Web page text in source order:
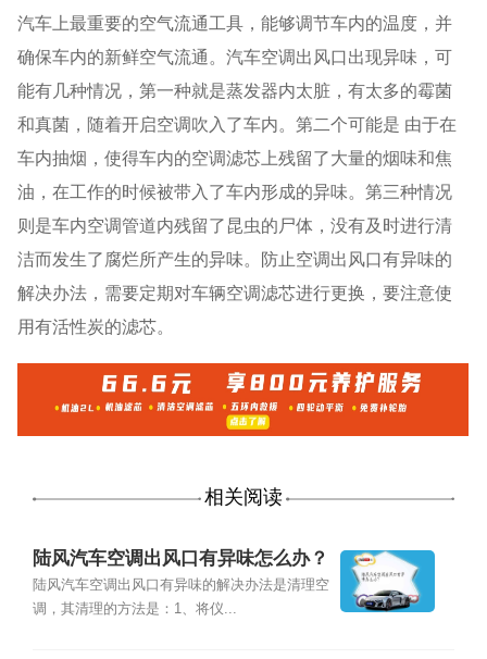
汽车上最重要的空气流通工具，能够调节车内的温度，并
确保车内的新鲜空气流通。汽车空调出风口出现异味，可
能有几种情况，第一种就是蒸发器内太脏，有太多的霉菌
和真菌，随着开启空调吹入了车内。第二个可能是 由于在
车内抽烟，使得车内的空调滤芯上残留了大量的烟味和焦
油，在工作的时候被带入了车内形成的异味。第三种情况
则是车内空调管道内残留了昆虫的尸体，没有及时进行清
洁而发生了腐烂所产生的异味。防止空调出风口有异味的
解决办法，需要定期对车辆空调滤芯进行更换，要注意使
用有活性炭的滤芯。
相关阅读
陆风汽车空调出风口有异味怎么办？
陆风汽车空调出风口有异味的解决办法是清理空
调，其清理的方法是：1、将仪...